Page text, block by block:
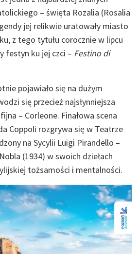
– święta Rozalia (Rosalia
jej relikwie uratowały miasto
z tego tytułu corocznie w lipcu
festyn ku jej czci – Festino di
pojawiało się na dużym
się przecież najsłynniejsza
– Corleone. Finałowa scena
Coppoli rozgrywa się w Teatrze
na Sycylii Luigi Pirandello –
(1934) w swoich dziełach
tożsamości i mentalności.